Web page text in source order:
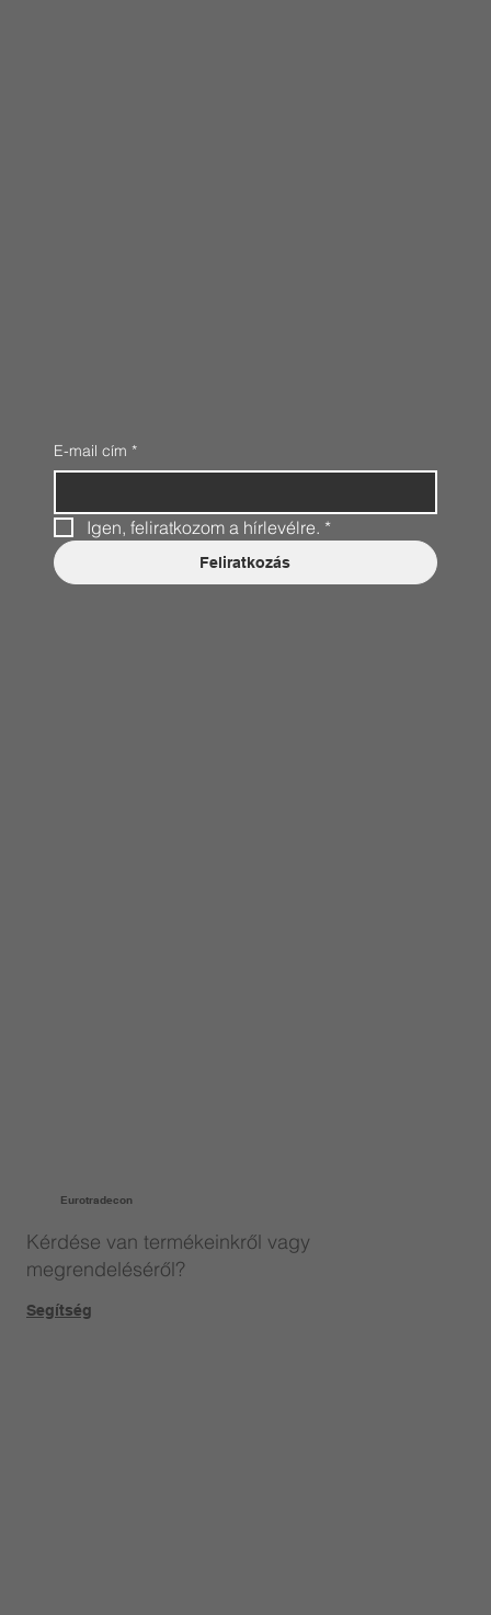
Eurotradecon
Kérdése van termékeinkről vagy
megrendeléséről?
Segítség
E-mail cím *
Igen, feliratkozom a hírlevélre. *
Feliratkozás